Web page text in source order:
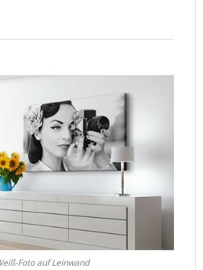
Foto auf Leinwand